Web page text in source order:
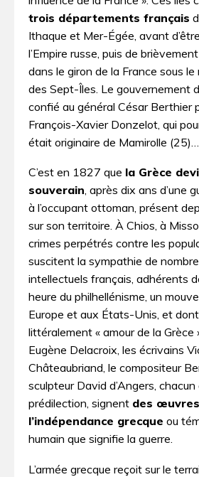
trois départements français
Ithaque et Mer­-­Égée, avant
l’Empire russe, puis de
dans le giron de la France sous le
des Sept­-­Îles. Le gouvernement
confié au général César Berthier
François­-­Xavier Donzelot, qui
était originaire de Mamirolle (25)…
C’est en 1827 que la Grèce
souverain, après dix ans d’une
à l’occupant ottoman, présent
sur son territoire. À Chios, à
crimes perpétrés contre les
suscitent la sympathie de
intellectuels français, adhérents
heure du philhellénisme, un
Europe et aux États-Unis, et
littéralement « amour de la Grèce
Eugène Delacroix, les écrivains
Châteaubriand, le compositeur
sculpteur David d’Angers,
prédilection, signent des
l’indépendance grecque ou
humain que signifie la guerre.
L’armée grecque reçoit sur le